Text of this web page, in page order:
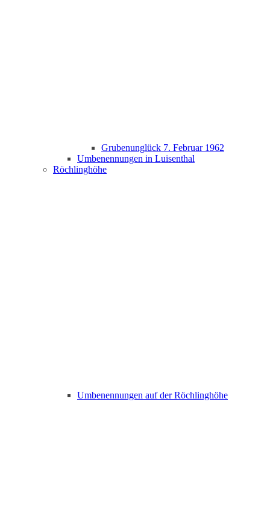
Grubenunglück 7. Februar 1962
Umbenennungen in Luisenthal
Röchlinghöhe
Umbenennungen auf der Röchlinghöhe